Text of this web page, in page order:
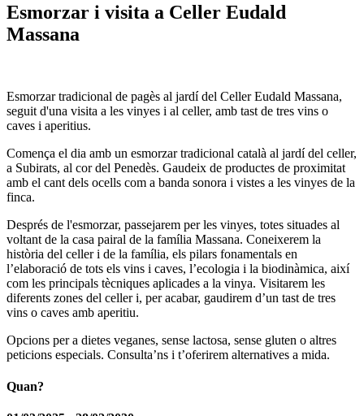
Esmorzar i visita a Celler Eudald
Massana
Esmorzar tradicional de pagès al jardí del Celler Eudald Massana,
seguit d'una visita a les vinyes i al celler, amb tast de tres vins o
caves i aperitius.
Comença el dia amb un esmorzar tradicional català al jardí del celler,
a Subirats, al cor del Penedès. Gaudeix de productes de proximitat
amb el cant dels ocells com a banda sonora i vistes a les vinyes de la
finca.
Després de l'esmorzar, passejarem per les vinyes, totes situades al
voltant de la casa pairal de la família Massana. Coneixerem la
història del celler i de la família, els pilars fonamentals en
l’elaboració de tots els vins i caves, l’ecologia i la biodinàmica, així
com les principals tècniques aplicades a la vinya. Visitarem les
diferents zones del celler i, per acabar, gaudirem d’un tast de tres
vins o caves amb aperitiu.
Opcions per a dietes veganes, sense lactosa, sense gluten o altres
peticions especials. Consulta’ns i t’oferirem alternatives a mida.
Quan?